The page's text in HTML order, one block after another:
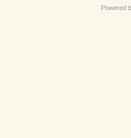
Powered